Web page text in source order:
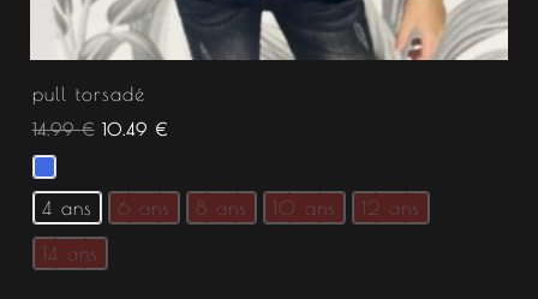
pull torsadé
14.99€ 10.49 €
4 ans 6 ans 8 ans 10 ans 12 ans
14 ans